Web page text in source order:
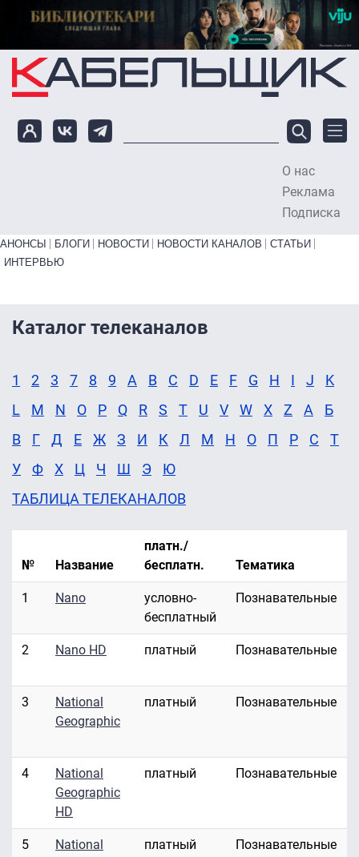
Перейти к основному содержанию
О нас
Реклама
Подписка
Primary links bottom
АНОНСЫ БЛОГИ НОВОСТИ НОВОСТИ КАНАЛОВ
СТАТЬИ
ИНТЕРВЬЮ
Каталог телеканалов
1 2 3 7 8 9 A B C D E F G H I J
K
L
M N O P Q R S T U V W X Z А
Б
В
Г Д Е Ж З И К Л М Н О П Р С
Т
У
Ф Х Ц Ч Ш Э
Ю
ТАБЛИЦА ТЕЛЕКАНАЛОВ
№ Название
платн./
бесплатн.
Тематика
1 Nano
условно-
бесплатный
Познавательные
2 Nano HD платный Познавательные
3
National
Geographic
платный Познавательные
4
National
Geographic
HD
платный Познавательные
5
National
платный Познавательные